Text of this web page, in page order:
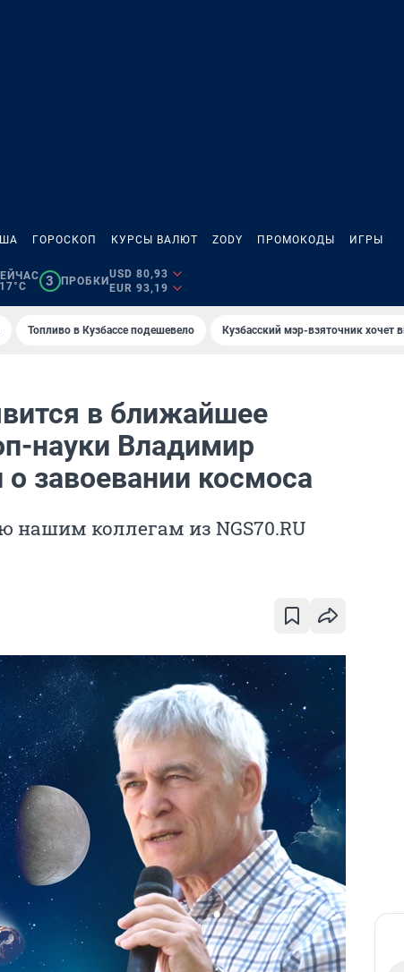
ГОРОСКОП КУРСЫ ВАЛЮТ ZODY ПРОМОКОДЫ ИГРЫ
3 ПРОБКИ
USD 80,93
EUR 93,19
Топливо в Кузбассе подешевело Кузбасский мэр-взяточник хочет
в ближайшее
науки Владимир
завоевании космоса
нашим коллегам из NGS70.RU